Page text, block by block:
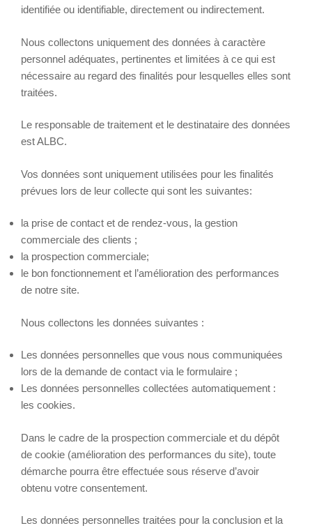
identifiée ou identifiable, directement ou indirectement.
Nous collectons uniquement des données à caractère
personnel adéquates, pertinentes et limitées à ce qui est
nécessaire au regard des finalités pour lesquelles elles sont
traitées.
Le responsable de traitement et le destinataire des données
est ALBC.
Vos données sont uniquement utilisées pour les finalités
prévues lors de leur collecte qui sont les suivantes:
la prise de contact et de rendez-vous, la gestion
commerciale des clients ;
la prospection commerciale;
le bon fonctionnement et l’amélioration des performances
de notre site.
Nous collectons les données suivantes :
Les données personnelles que vous nous communiquées
lors de la demande de contact via le formulaire ;
Les données personnelles collectées automatiquement :
les cookies.
Dans le cadre de la prospection commerciale et du dépôt
de cookie (amélioration des performances du site), toute
démarche pourra être effectuée sous réserve d’avoir
obtenu votre consentement.
Les données personnelles traitées pour la conclusion et la